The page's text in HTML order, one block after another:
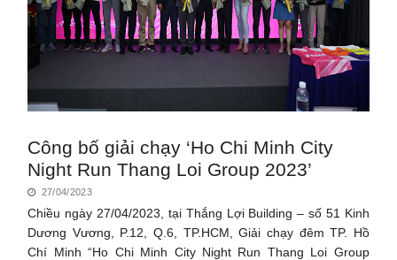
Công bố giải chạy ‘Ho Chi Minh City
Night Run Thang Loi Group 2023’
27/04/2023
Chiều ngày 27/04/2023, tại Thắng Lợi Building – số 51 Kinh
Dương Vương, P.12, Q.6, TP.HCM, Giải chạy đêm TP. Hồ
Chí Minh “Ho Chi Minh City Night Run Thang Loi Group